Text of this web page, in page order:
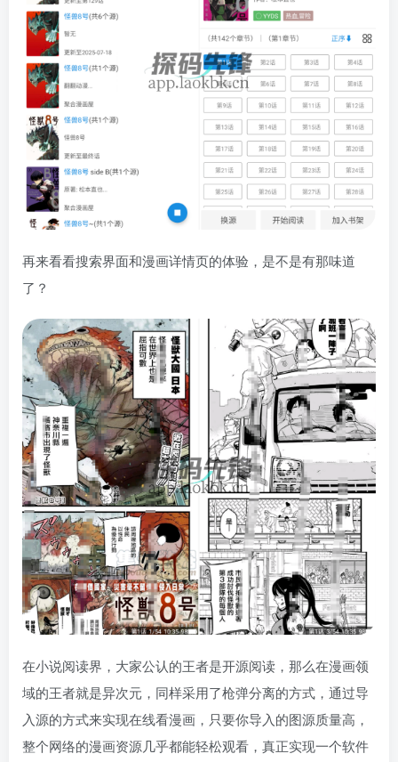
再来看看搜索界面和漫画详情页的体验，是不是有那味道
了？
在小说阅读界，大家公认的王者是开源阅读，那么在漫画领
域的王者就是异次元，同样采用了枪弹分离的方式，通过导
入源的方式来实现在线看漫画，只要你导入的图源质量高，
整个网络的漫画资源几乎都能轻松观看，真正实现一个软件